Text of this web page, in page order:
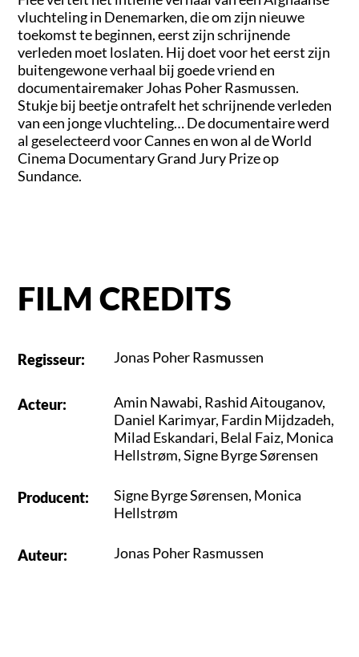
vluchteling in Denemarken, die om zijn nieuwe
toekomst te beginnen, eerst zijn schrijnende
verleden moet loslaten. Hij doet voor het eerst zijn
buitengewone verhaal bij goede vriend en
documentairemaker Johas Poher Rasmussen.
Stukje bij beetje ontrafelt het schrijnende verleden
van een jonge vluchteling… De documentaire werd
al geselecteerd voor Cannes en won al de World
Cinema Documentary Grand Jury Prize op
Sundance.
FILM CREDITS
Regisseur: Jonas Poher Rasmussen
Acteur: Amin Nawabi, Rashid Aitouganov,
Daniel Karimyar, Fardin Mijdzadeh,
Milad Eskandari, Belal Faiz, Monica
Hellstrøm,Signe Byrge Sørensen
Producent: Signe Byrge Sørensen, Monica
Hellstrøm
Auteur: Jonas Poher Rasmussen